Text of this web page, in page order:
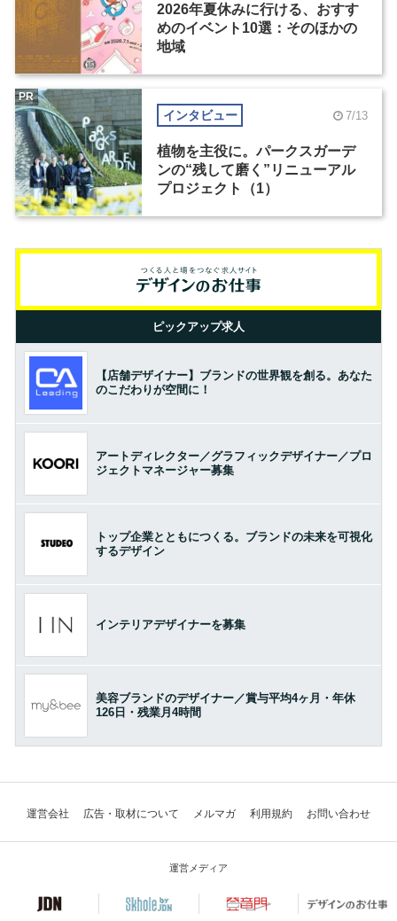
2026年夏休みに行ける、おすす
めのイベント10選：そのほかの
地域
インタビュー 7/13
植物を主役に。パークスガーデ
ンの“残して磨く”リニューアル
プロジェクト（1）
PR
ピックアップ求人
【店舗デザイナー】ブランドの世界観を創る。あなた
のこだわりが空間に！
アートディレクター／グラフィックデザイナー／プロ
ジェクトマネージャー募集
トップ企業とともにつくる。ブランドの未来を可視化
するデザイン
インテリアデザイナーを募集
美容ブランドのデザイナー／賞与平均4ヶ月・年休
126日・残業月4時間
運営会社 広告・取材について メルマガ 利用規約 お問い合わせ
運営メディア